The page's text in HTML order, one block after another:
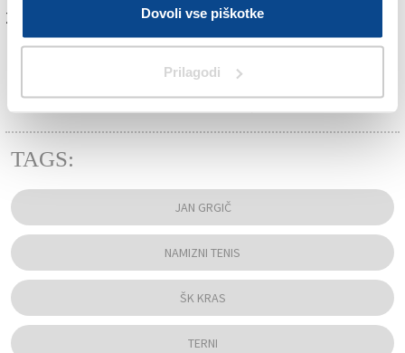
Dovoli vse piškotke
Prilagodi
Za branje in pisanje komentarjevje potrebna prijava
TAGS:
JAN GRGIČ
NAMIZNI TENIS
ŠK KRAS
TERNI